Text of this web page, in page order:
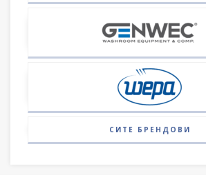
СИТЕ БРЕНДОВИ